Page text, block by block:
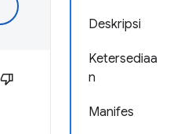
Deskripsi
Ketersediaa
n
Manifes